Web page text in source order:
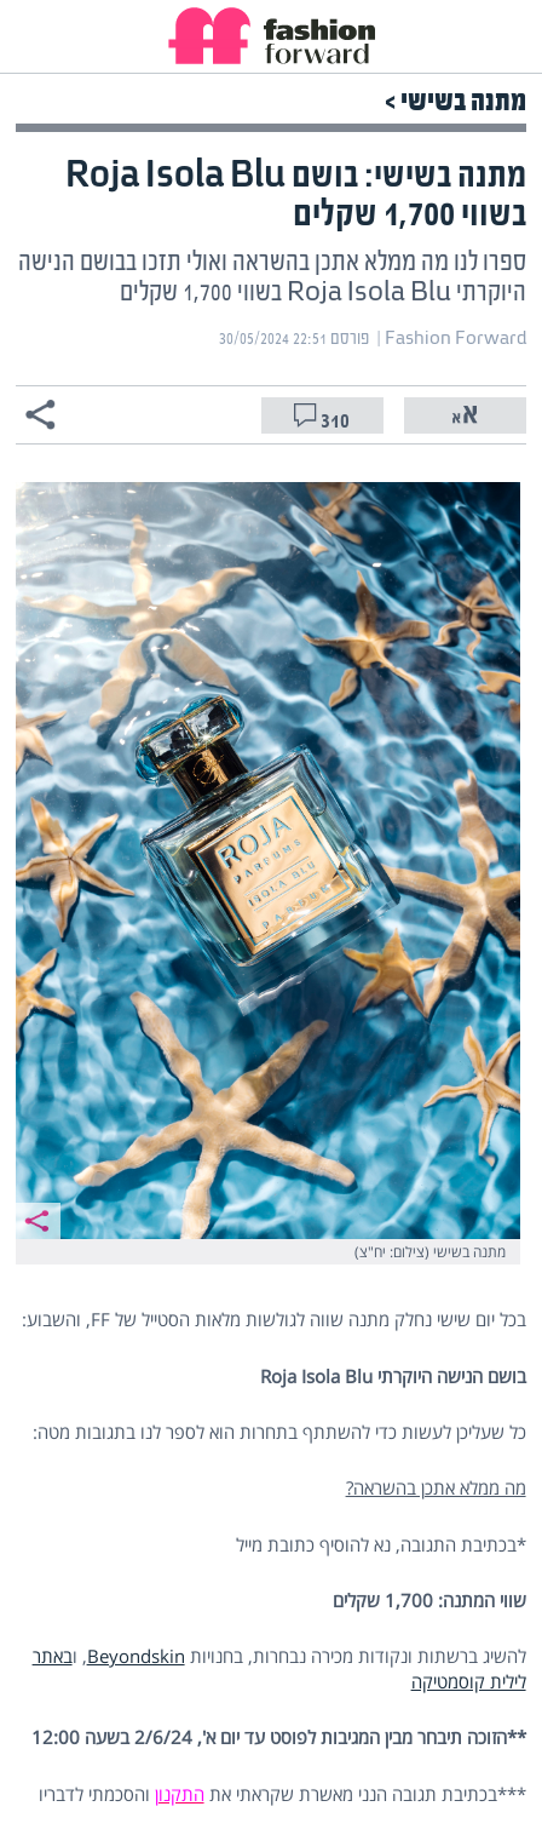
מתנה בשישי >
מתנה בשישי: בושם Roja Isola Blu
בשווי 1,700 שקלים
ספרו לנו מה ממלא אתכן בהשראה ואולי תזכו בבושם הנישה
היוקרתי Roja Isola Blu בשווי 1,700 שקלים
Fashion Forward | ‏ פורסם ‎30/05/2024 22:51
310
מתנה בשישי (צילום: יח"צ)
בכל יום שישי נחלק מתנה שווה לגולשות מלאות הסטייל של FF, והשבוע:
בושם הנישה היוקרתי Roja Isola Blu
כל שעליכן לעשות כדי להשתתף בתחרות הוא לספר לנו בתגובות מטה:
מה ממלא אתכן בהשראה?
*בכתיבת התגובה, נא להוסיף כתובת מייל
שווי המתנה: 1,700 שקלים
להשיג ברשתות ונקודות מכירה נבחרות, בחנויות Beyondskin, ובאתר
לילית קוסמטיקה
**הזוכה תיבחר מבין המגיבות לפוסט עד יום א', 2/6/24 בשעה 12:00
***בכתיבת תגובה הנני מאשרת שקראתי את התקנון והסכמתי לדבריו